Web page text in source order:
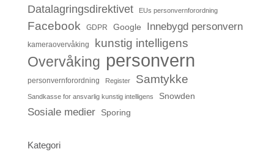
Datalagringsdirektivet EUs personvernforordning
Facebook GDPR Google Innebygd personvern
kameraovervåking kunstig intelligens
Overvåking personvern
personvernforordning Register Samtykke
Sandkasse for ansvarlig kunstig intelligens Snowden
Sosiale medier Sporing
Kategori